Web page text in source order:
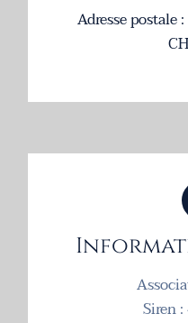
Adresse postale
Siren